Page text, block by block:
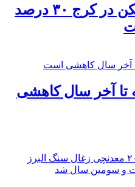
️قیمت مسکن در کرج ۳۰ درصد
تا آخر سال کاهشی